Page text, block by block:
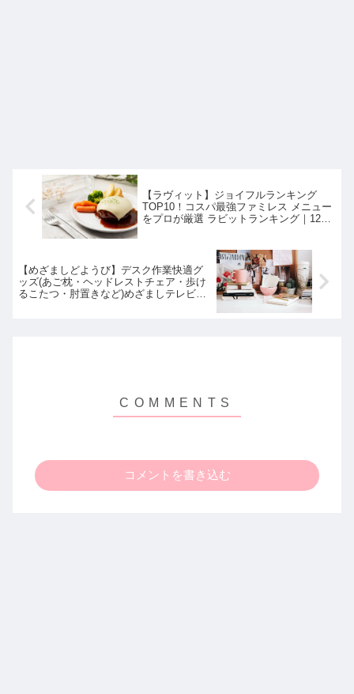
【ラヴィット】ジョイフルランキング
TOP10！コスパ最強ファミレス メニュー
をプロが厳選 ラビットランキング｜12月
【めざましどようび】デスク作業快適グ
ッズ(あご枕・ヘッドレストチェア・歩け
るこたつ・肘置きなど)めざましテレビ｜
コメントを書き込む